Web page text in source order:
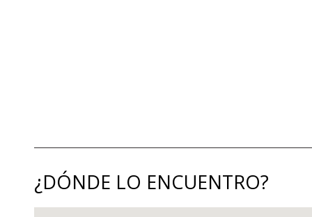
¿DÓNDE LO ENCUENTRO?